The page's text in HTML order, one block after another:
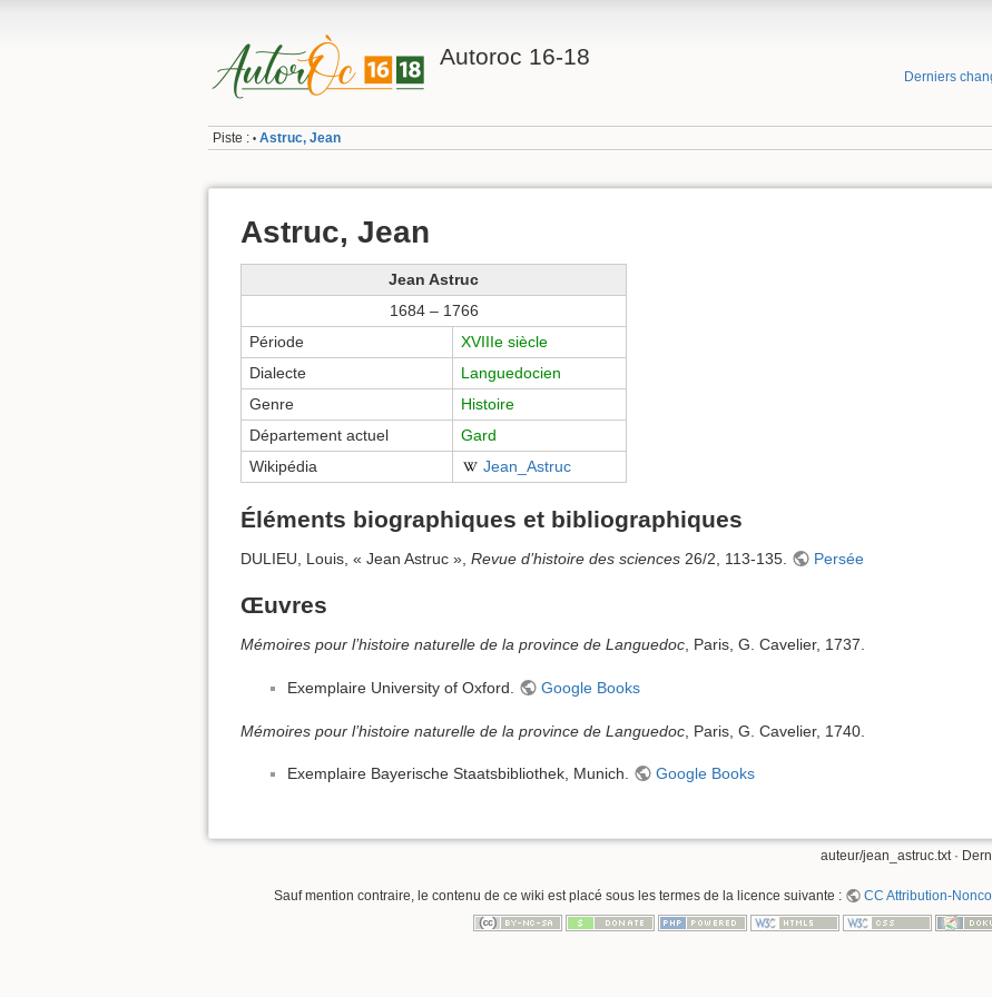
Autoroc 16-18
Derniers
Piste : • Astruc, Jean
Astruc, Jean
Jean Astruc
1684 – 1766
Période
XVIIIe siècle
Dialecte
Languedocien
Genre
Histoire
Département actuel
Gard
Wikipédia
Jean_Astruc
Éléments biographiques et bibliographiques
DULIEU, Louis, « Jean Astruc », Revue d’histoire des sciences 26/2, 113-135. Persée
Œuvres
Mémoires pour l’histoire naturelle de la province de Languedoc, Paris, G. Cavelier, 1737.
Exemplaire University of Oxford. Google Books
Mémoires pour l’histoire naturelle de la province de Languedoc , Paris, G. Cavelier, 1740.
Exemplaire Bayerische Staatsbibliothek, Munich. Google Books
auteur/jean_astruc.txt ·
Sauf mention contraire, le contenu de ce wiki est placé sous les termes de la licence suivante : CC Attribution-